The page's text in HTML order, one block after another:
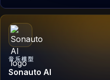
音乐模型
Sonauto AI